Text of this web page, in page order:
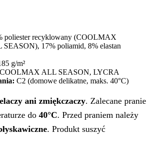
poliester recyklowany (COOLMAX
SEASON), 17% poliamid, 8% elastan
g/m²
COOLMAX ALL SEASON, LYCRA
C2 (domowe delikatne, maks. 40°C)
ani zmiękczaczy. Zalecane pranie
do 40°C. Przed praniem należy
. Produkt suszyć